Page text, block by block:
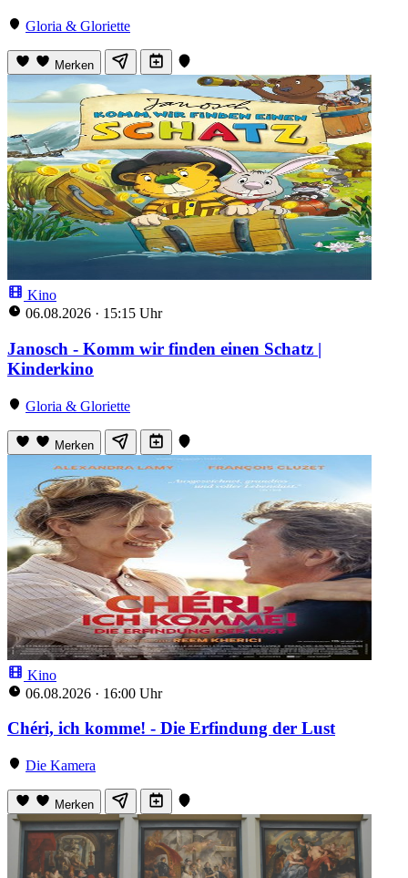
Gloria & Gloriette
Merken
Kino
06.08.2026 · 15:15 Uhr
Janosch - Komm wir finden einen Schatz |
Kinderkino
Gloria & Gloriette
Merken
Kino
06.08.2026 · 16:00 Uhr
Chéri, ich komme! - Die Erfindung der Lust
Die Kamera
Merken